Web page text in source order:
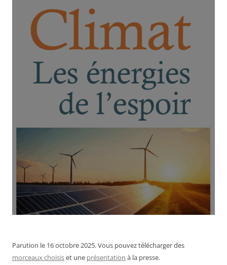
Parution le 16 octobre 2025. Vous pouvez télécharger des
morceaux choisiset une présentation à la presse.